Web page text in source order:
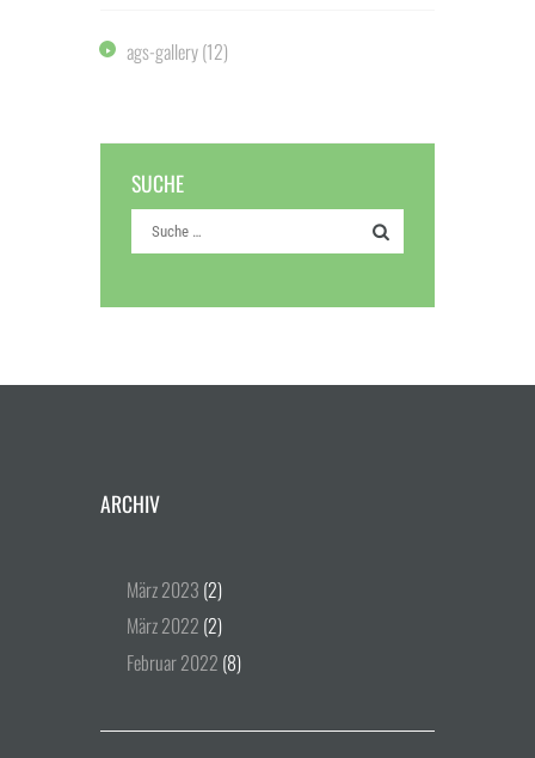
ags-gallery(12)
SUCHE
ARCHIV
März2023 (2)
März2022 (2)
Februar2022 (8)